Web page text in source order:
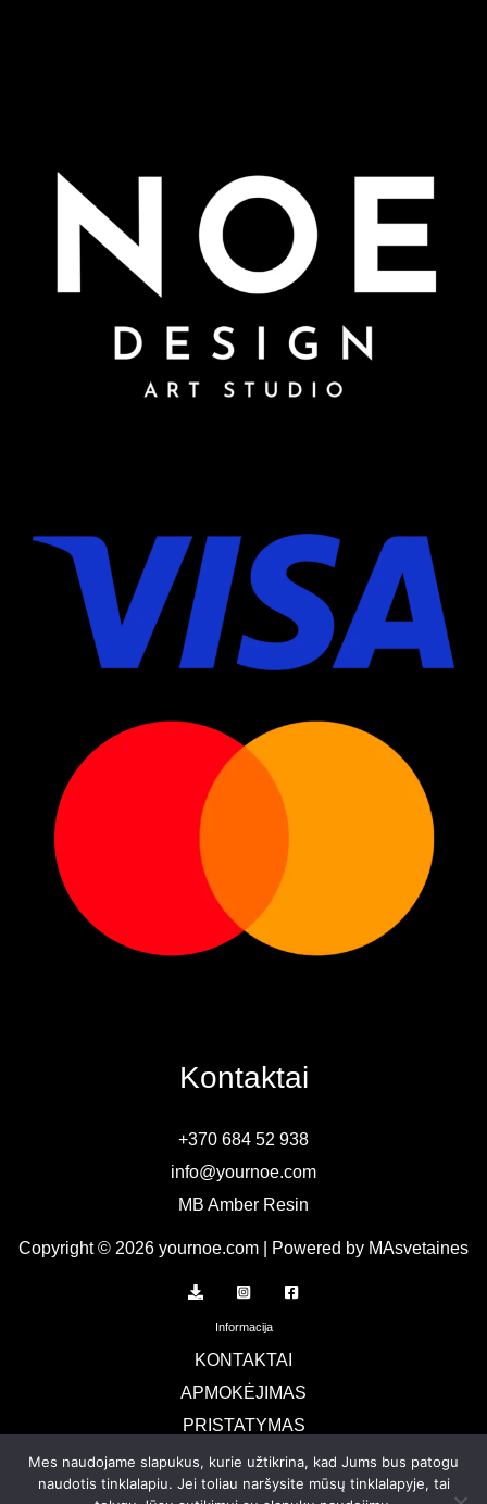
Kontaktai
+370 684 52 938
info@yournoe.com
MB Amber Resin
Copyright © 2026 yournoe.com | Powered by MAsvetaines
Informacija
KONTAKTAI
APMOKĖJIMAS
PRISTATYMAS
TERMINAI IR SĄLYGOS
Privatumo politika
Mes naudojame slapukus, kurie užtikrina, kad Jums bus patogu
naudotis tinklalapiu. Jei toliau naršysite mūsų tinklalapyje, tai